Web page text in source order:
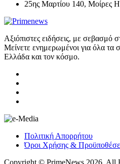
25ης Μαρτίου 140, Μοίρες
Αξιόπιστες ειδήσεις, με σεβασμό
Μείνετε ενημερωμένοι για όλα τα
Ελλάδα και τον κόσμο.
Πολιτική Απορρήτου
Όροι Χρήσης &
Copyright © PrimeNews 2026. All